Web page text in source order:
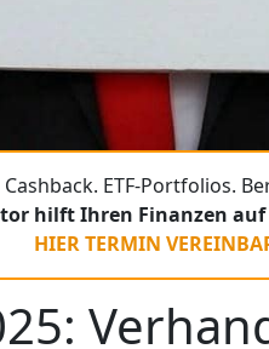
Cashback. ETF-Portfolios.
hilft Ihren Finanzen auf
HIER TERMIN